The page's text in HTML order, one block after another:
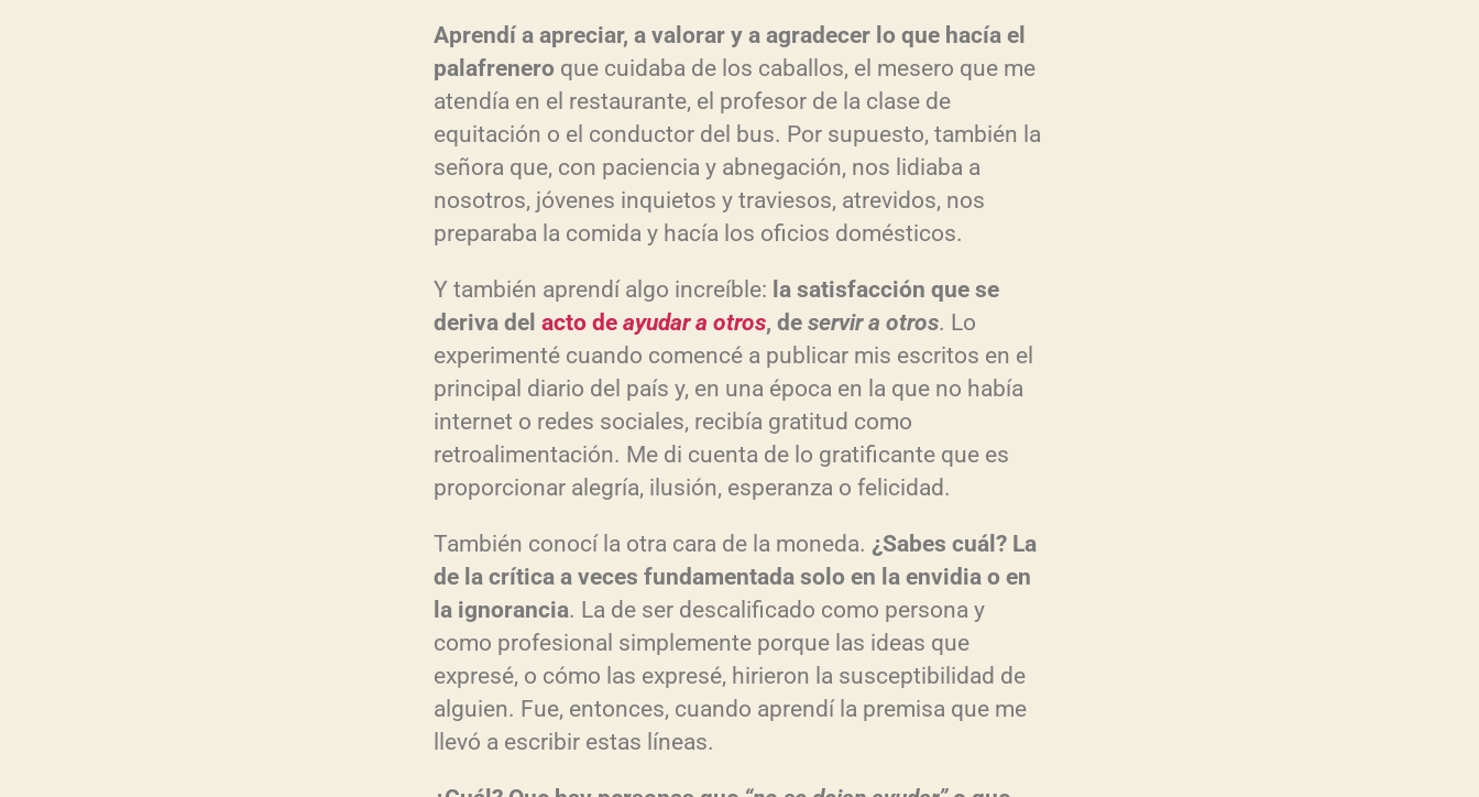
r
o
i
s
n
u
i
r
l
l
u
m
Aprend í a apreciar, a valorar y a agradecer lo que hacía el
palafrenero que cuidaba de los caballos, el mesero que me
atendía en el restaurante, el profesor de la clase de
equitación o el conductor del bus. Por supuesto, también la
señora que, con paciencia y abnegación, nos lidiaba a
nosotros, jóvenes inquietos y traviesos, atrevidos, nos
preparaba la comida y hacía los oficios domésticos.
Y también aprendí algo increíble: la satisfacción que se
deriva del acto de ayudar a otros, de servir a otros. Lo
experimenté cuando comencé a publicar mis escritos en el
principal diario del país y, en una época en la que no había
internet o redes sociales, recibía gratitud como
retroalimentación. Me di cuenta de lo gratificante que es
proporcionar alegría, ilusión, esperanza o felicidad.
También conocí la otra cara de la moneda. ¿Sabes cuál? La
de la crítica a veces fundamentada solo en la envidia o en
la ignorancia. La de ser descalificado como persona y
como profesional simplemente porque las ideas que
expresé, o cómo las expresé, hirieron la susceptibilidad de
alguien. Fue, entonces, cuando aprendí la premisa que me
llevó a escribir estas líneas.